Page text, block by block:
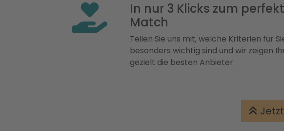
In nur 3 Klicks zum
Match
Teilen Sie uns mit, welche Kriterien für
besonders wichtig sind und wir zeigen
gezielt die besten Anbieter.